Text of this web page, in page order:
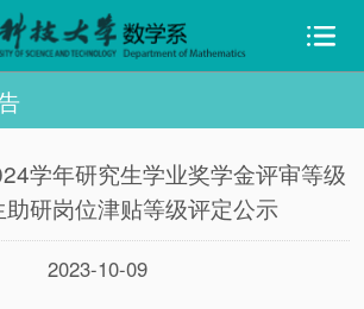
学年研究生学业奖学金评审等级
研岗位津贴等级评定公示
2023-10-09